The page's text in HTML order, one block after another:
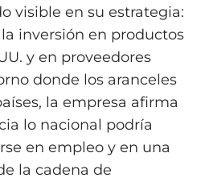
visible en su estrategia:
inversión en productos
y en proveedores
donde los aranceles
la empresa afirma
lo nacional podría
en empleo y en una
la cadena de